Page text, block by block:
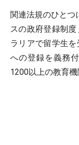
関連法規のひとつ
スの政府登録制
ラリアで留学生
への登録を義務
1200以上の教育機